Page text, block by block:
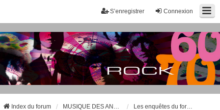
Connexion
S’enregistrer
Index du forum